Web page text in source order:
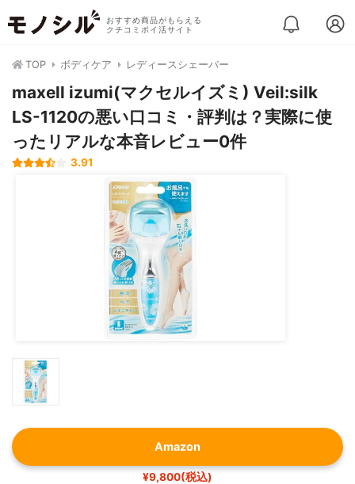
おすすめ商品がもらえる
クチコミポイ活サイト
TOP ボディケア レディースシェーバー
maxell izumi(マクセルイズミ) Veil:silk
LS-1120の悪い口コミ・評判は？実際に使
ったリアルな本音レビュー0件
3.91
Amazon
¥9,800(税込)